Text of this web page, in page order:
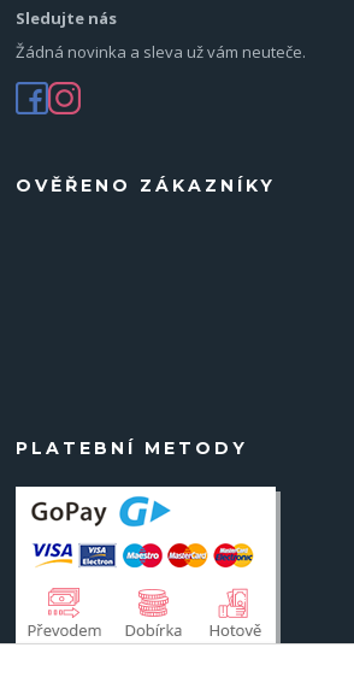
Sledujte nás
Žádná novinka a sleva už vám neuteče.
OVĚŘENO ZÁKAZNÍKY
PLATEBNÍ METODY